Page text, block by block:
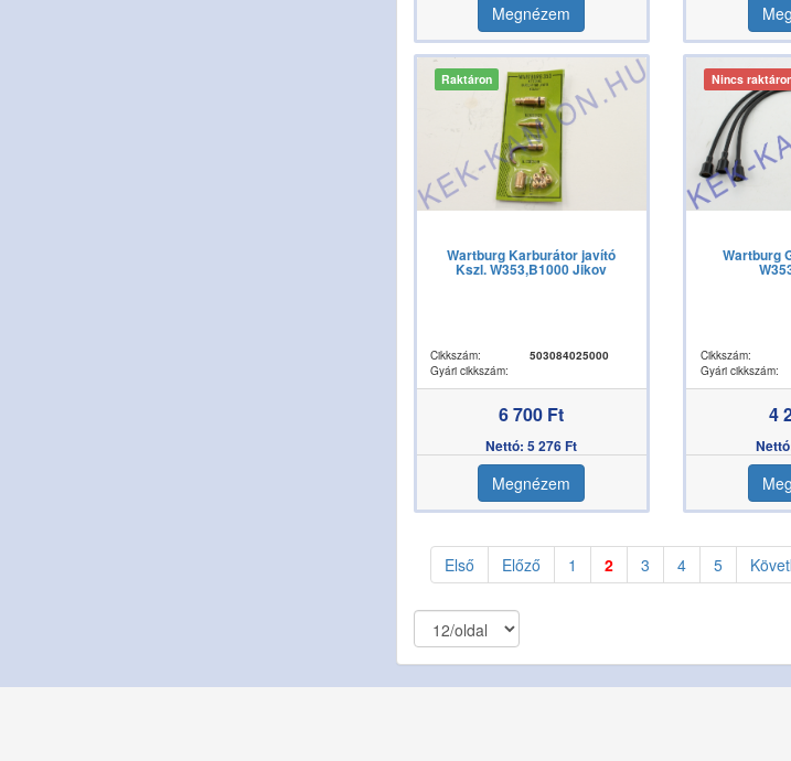
Megnézem
Raktáron
Wartburg Karburátor javító
Kszl. W353,B1000 Jikov
Cikkszám:
503084025000
Gyári cikkszám:
6 700 Ft
Nettó: 5 276 Ft
Megnézem
Nincs
Wartburg
Cikkszám:
Gyári cikkszám:
4
Első Előző 1 2 3 4 5